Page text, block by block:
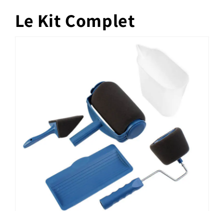
Le Kit Complet